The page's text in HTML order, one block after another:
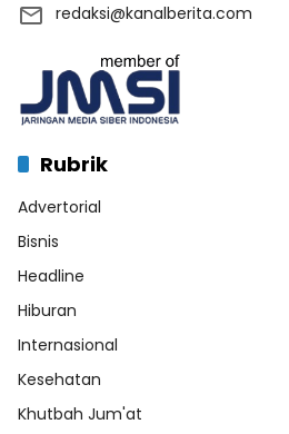
redaksi@kanalberita.com
Rubrik
Advertorial
Bisnis
Headline
Hiburan
Internasional
Kesehatan
Khutbah Jum'at